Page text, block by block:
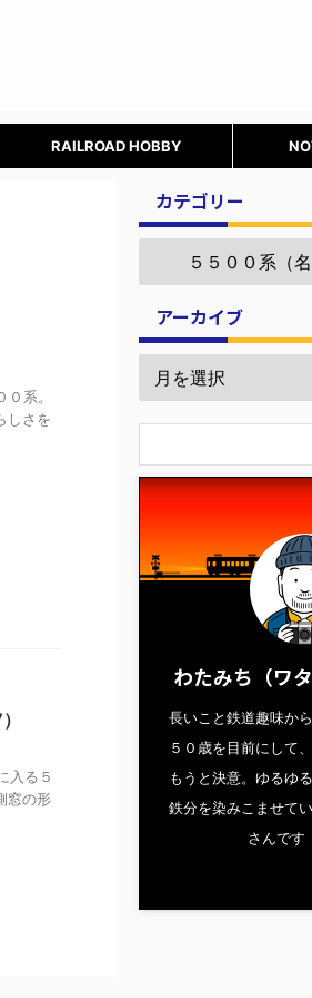
RAILROAD HOBBY
系。
しさを
入る５
窓の形
カテゴリー
アーカイブ
わたみち（ワ
長いこと鉄道趣味か
５０歳を目前にして
もうと決意。ゆるゆ
鉄分を染みこませて
さんです